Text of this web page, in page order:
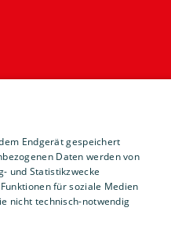
Endgerät gespeichert
Daten werden von
und Statistikzwecke
für soziale Medien
nicht technisch-notwendig